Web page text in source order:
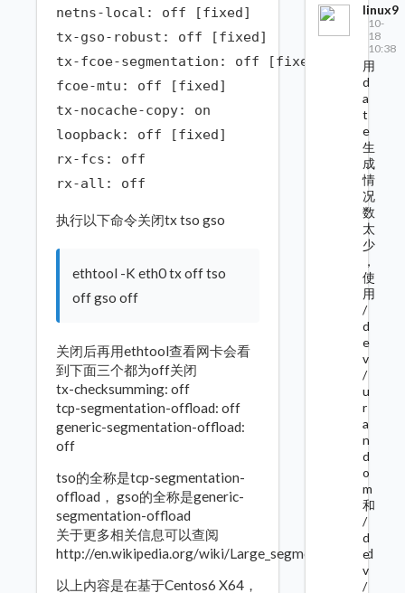
netns-local: off [fixed]
tx-gso-robust: off [fixed]
tx-fcoe-segmentation: off [fixed]
fcoe-mtu: off [fixed]
tx-nocache-copy: on
loopback: off [fixed]
rx-fcs: off
rx-all: off
执行以下命令关闭tx tso gso
ethtool -K eth0 tx off tso
off gso off
关闭后再用ethtool查看网卡会看
到下面三个都为off关闭
tx-checksumming: off
tcp-segmentation-offload: off
generic-segmentation-offload:
off
tso的全称是tcp-segmentation-
offload， gso的全称是generic-
segmentation-offload
关于更多相关信息可以查阅
http://en.wikipedia.org/wiki/Large_segment_offload
以上内容是在基于Centos6 X64，
linux9
10-
18
10:38
用
d
a
t
e
生
成
情
况
数
太
少
，
使
用
/
d
e
v
/
u
r
a
n
d
o
m
和
/
d
e
v
/